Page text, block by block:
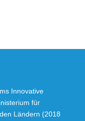
Innovative
für
Ländern (2018